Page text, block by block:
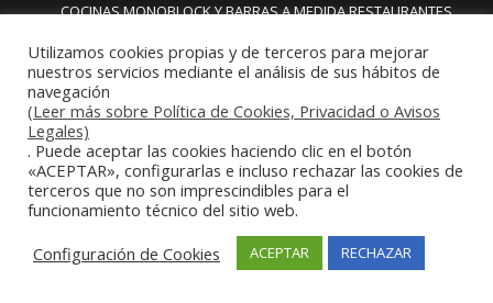
COCINAS MONOBLOCK Y BARRAS A MEDIDA RESTAURANTES
Cocinas para chef amateur
COCINAS PARA COMEDORES EMPRESAS
cocinas para comedores escolares
COCINAS PARA FOODTRUCKS FOOD TRUCK
COCINAS PARA HOSTELERÍA O PARA HOGARES
PARTICULARES
COCINAS PARA HOTELES BUFFETS
COCINAS PARA PARTICULARES Y HOSTELERIA
COCINAS PARA RESTAURANTES
Utilizamos cookies propias y de terceros para mejorar
nuestros servicios mediante el análisis de sus hábitos de
navegación
(Leer más sobre Política de Cookies, Privacidad o Avisos
Legales)
. Puede aceptar las cookies haciendo clic en el botón
«ACEPTAR», configurarlas e incluso rechazar las cookies de
terceros que no son imprescindibles para el
funcionamiento técnico del sitio web.
Configuración de Cookies
ACEPTAR RECHAZAR